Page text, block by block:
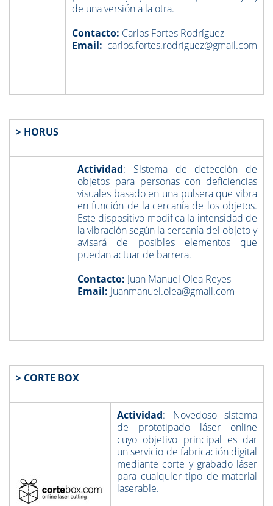
de una versión a la otra.
Contacto: Carlos Fortes Rodríguez
Email: carlos.fortes.rodriguez@gmail.com
> HORUS
Actividad: Sistema de detección de
objetos para personas con deficiencias
visuales basado en una pulsera que vibra
en función de la cercanía de los objetos.
Este dispositivo modifica la intensidad de
la vibración según la cercanía del objeto y
avisará de posibles elementos que
puedan actuar de barrera.
Contacto: Juan Manuel Olea Reyes
Email: Juanmanuel.olea@gmail.com
> CORTE BOX
Actividad: Novedoso sistema
de prototipado láser online
cuyo objetivo principal es dar
un servicio de fabricación digital
mediante corte y grabado láser
para cualquier tipo de material
laserable.